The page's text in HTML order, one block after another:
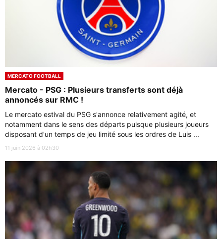
MERCATO FOOTBALL
Mercato - PSG : Plusieurs transferts sont déjà
annoncés sur RMC !
Le mercato estival du PSG s'annonce relativement agité, et
notamment dans le sens des départs puisque plusieurs joueurs
disposant d'un temps de jeu limité sous les ordres de Luis ...
11 juin 2026 à 02h30